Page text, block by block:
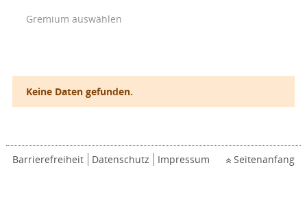
Gremium auswählen
Keine Daten gefunden.
Barrierefreiheit Datenschutz Impressum Seitenanfang